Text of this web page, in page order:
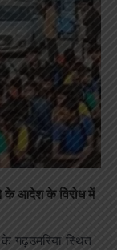
के आदेश के विरोध में
गढ़उमरिया स्थित